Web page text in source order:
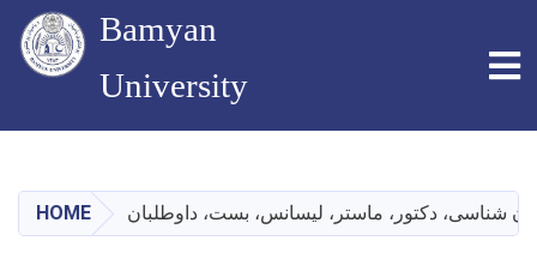
main
content
Bamyan
University
HOME شناسی، دکتور، ماستر، لیسانس، بست، داوطلبان